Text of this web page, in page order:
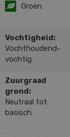
Groen
Vochtigheid:
Vochthoudend-
vochtig
Zuurgraad
grond:
Neutraal tot
basisch